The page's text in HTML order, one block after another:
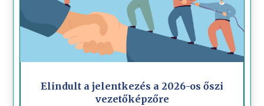
Elindult a jelentkezés a 2026-os őszi
vezetőképzőre